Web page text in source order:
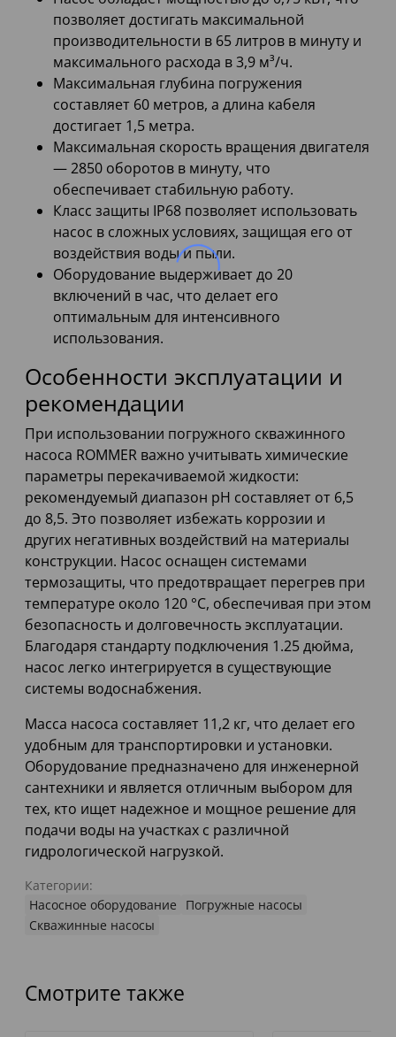
позволяет достигать максимальной
производительности в 65 литров в минуту и
максимального расхода в 3,9 м³/ч.
Максимальная глубина погружения
составляет 60 метров, а длина кабеля
достигает 1,5 метра.
Максимальная скорость вращения двигателя
— 2850 оборотов в минуту, что
обеспечивает стабильную работу.
Класс защиты IP68 позволяет использовать
насос в сложных условиях, защищая его от
воздействия воды и пыли.
Оборудование выдерживает до 20
включений в час, что делает его
оптимальным для интенсивного
использования.
Особенности эксплуатации и
рекомендации
При использовании погружного скважинного
насоса ROMMER важно учитывать химические
параметры перекачиваемой жидкости:
рекомендуемый диапазон pH составляет от 6,5
до 8,5. Это позволяет избежать коррозии и
других негативных воздействий на материалы
конструкции. Насос оснащен системами
термозащиты, что предотвращает перегрев при
температуре около 120 °C, обеспечивая при этом
безопасность и долговечность эксплуатации.
Благодаря стандарту подключения 1.25 дюйма,
насос легко интегрируется в существующие
системы водоснабжения.
Масса насоса составляет 11,2 кг, что делает его
удобным для транспортировки и установки.
Оборудование предназначено для инженерной
сантехники и является отличным выбором для
тех, кто ищет надежное и мощное решение для
подачи воды на участках с различной
гидрологической нагрузкой.
Категории:
Насосное оборудование
Погружные насосы
Скважинные насосы
Смотрите также